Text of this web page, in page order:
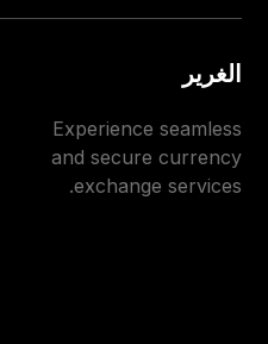
الغرير
Experience seamless
and secure currency
exchange services.